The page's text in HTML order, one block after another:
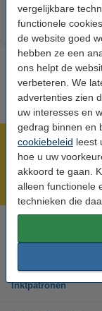
vergelijkbare
functionele
de website goed
hebben ze een
ons helpt de
verbeteren. We
advertenties zien
uw interesses en
gedrag binnen en
cookiebeleid leest
hoe u uw
akkoord te gaan.
alleen functionele
technieken die
Meer dan 5
Voor 22.00 uur
Op
Inktpatronen